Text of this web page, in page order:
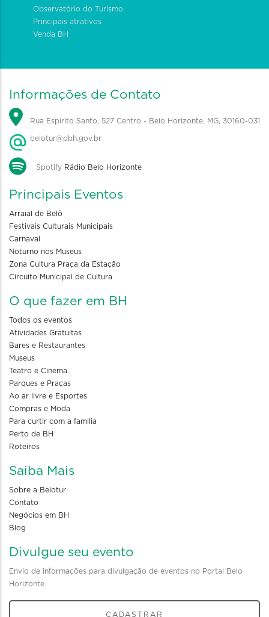
Observatório do Turismo
Principais atrativos
Venda BH
Informações de Contato
Rua Espírito Santo, 527 Centro - Belo Horizonte, MG, 30160-031
belotur@pbh.gov.br
Spotify Rádio Belo Horizonte
Principais Eventos
Arraial de Belô
Festivais Culturais Municipais
Carnaval
Noturno nos Museus
Zona Cultura Praça da Estação
Circuito Municipal de Cultura
O que fazer em BH
Todos os eventos
Atividades Gratuitas
Bares e Restaurantes
Museus
Teatro e Cinema
Parques e Praças
Ao ar livre e Esportes
Compras e Moda
Para curtir com a familia
Perto de BH
Roteiros
Saiba Mais
Sobre a Belotur
Contato
Negócios em BH
Blog
Divulgue seu evento
Envio de informações para divulgação de eventos no Portal Belo
Horizonte
CADASTRAR